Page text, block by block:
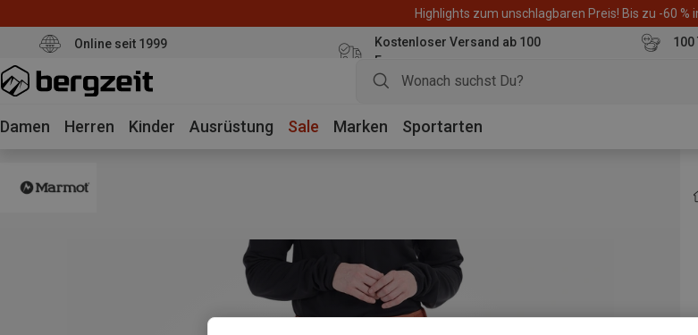
Highlights zum unschlagbaren Preis! Bis zu -60 %
Online seit 1999
Kostenloser Versand ab 100
Euro
100
Damen Herren Kinder Ausrüstung Sale Marken Sportarten